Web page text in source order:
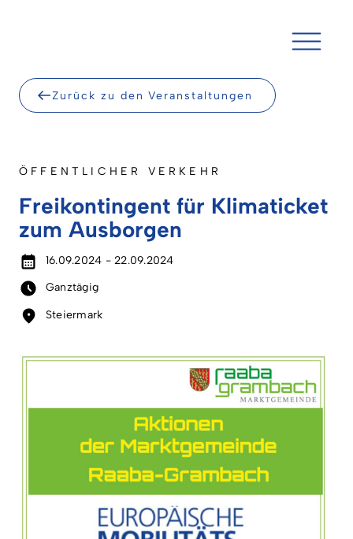
Zurück zu den Veranstaltungen
ÖFFENTLICHER VERKEHR
Freikontingent für Klimaticket
zum Ausborgen
16.09.2024 - 22.09.2024
Ganztägig
Steiermark